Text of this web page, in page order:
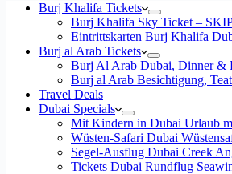
Burj Khalifa Tickets
Burj Khalifa Sky Ticket –
Eintrittskarten Burj Khalifa
Burj al Arab Tickets
Burj Al Arab Dubai, Dinner &
Burj al Arab Besichtigung,
Travel Deals
Dubai Specials
Mit Kindern in Dubai Urlaub
Wüsten-Safari Dubai
Segel-Ausflug Dubai Creek
Tickets Dubai Rundflug